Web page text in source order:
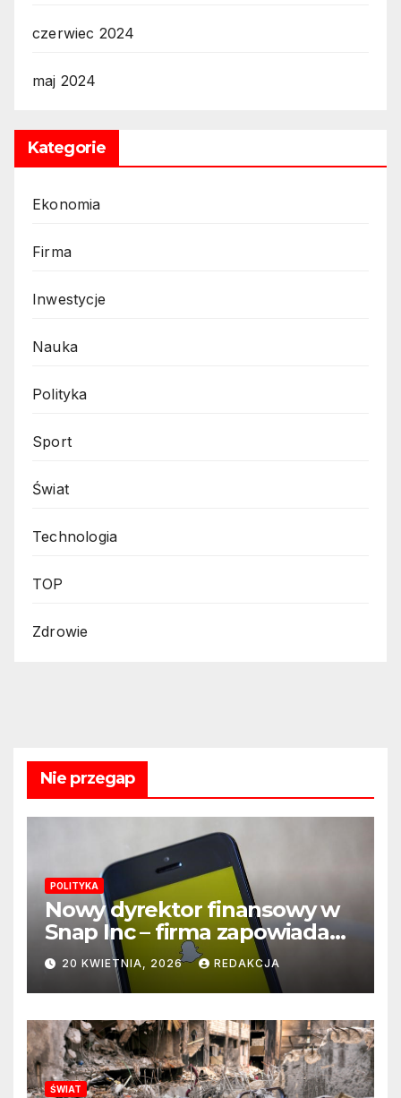
czerwiec 2024
maj 2024
Kategorie
Ekonomia
Firma
Inwestycje
Nauka
Polityka
Sport
Świat
Technologia
TOP
Zdrowie
Nie przegap
POLITYKA
Nowy dyrektor finansowy w
Snap Inc – firma zapowiada
zmianę na kluczowym
stanowisku
20 KWIETNIA, 2026 REDAKCJA
ŚWIAT